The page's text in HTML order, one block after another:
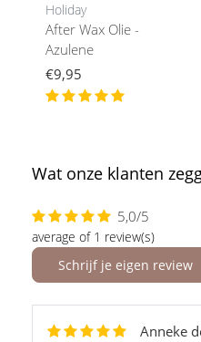
Holiday
After Wax Olie -
Azulene
€9,95
Wat onze klanten
5,0/5
average of 1 review(s)
Schrijf je eigen review
Anneke